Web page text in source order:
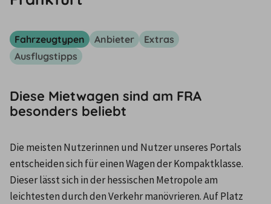
Fahrzeugtypen Anbieter
Extras
Ausflugstipps
Diese Mietwagen sind am FRA
besonders beliebt
Die meisten Nutzerinnen und Nutzer unseres Portals
entscheiden sich für einen Wagen der Kompaktklasse.
Dieser lässt sich in der hessischen Metropole am
leichtesten durch den Verkehr manövrieren. Auf Platz